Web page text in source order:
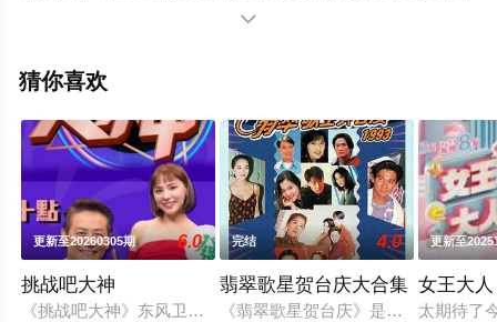
洛,游嘉欣,王祖蓝,阮兆祥,李思捷,陈慧娴,尹光,郭柏妍,苏韵
超怡,林钰洧,邢慧敏,梁允瑜,麦诗晴,吴伟豪,孔德贤,冼靖峰,
国香港综艺，大结局剧情已揭晓（1-1全集），手机免费在
线观看高清未删减完整版综艺节目就上天堂电影网，更多
相关信息可移步至豆瓣综艺、电视猫或剧情网等平台了
解。

猜你喜欢
更新至20260305期 6.0
挑战吧大神
《挑战吧大神》东风卫视全新棋牌类益智型节目，由徐乃麟、
完结 4.0
翡翠歌星贺台庆大合集
《翡翠歌星贺台庆》是香港TVB电视
更新至
女王大人
太期待了